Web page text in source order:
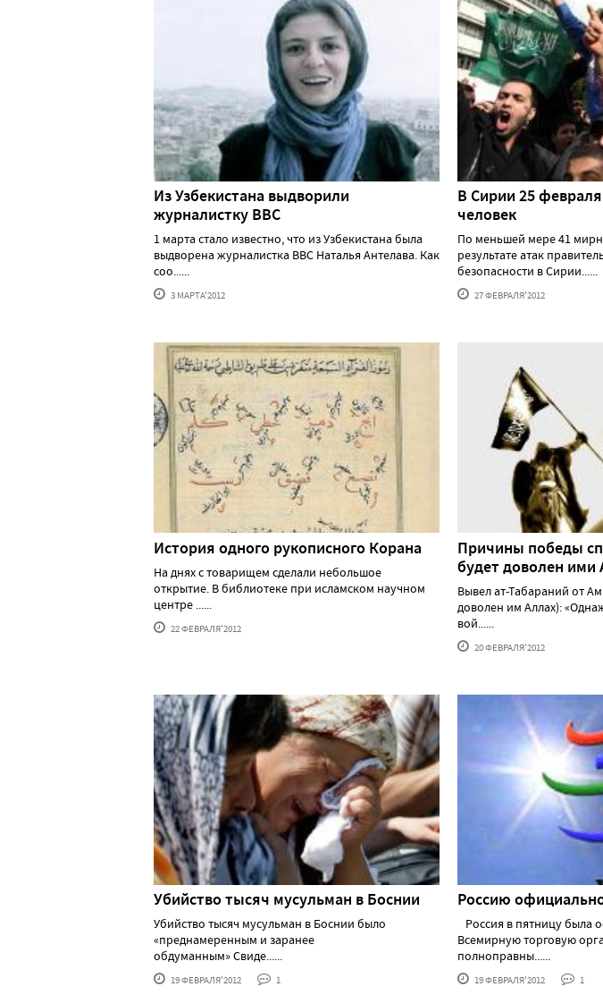
Из Узбекистана выдворили
журналистку ВВС
1 марта стало известно, что из Узбекистана была
выдворена журналистка ВВС Наталья Антелава. Как
соо......
3 МАРТА'2012
В Сирии 25
человек
По меньшей мере 41
результате атак
безопасности в Сирии......
27 ФЕВРАЛЯ'2012
История одного рукописного Корана
На днях с товарищем сделали небольшое
открытие. В библиотеке при исламском научном
центре ......
22 ФЕВРАЛЯ'2012
Причины победы
будет доволен ими
Вывел ат-Табараний от
доволен им Аллах):
вой......
20 ФЕВРАЛЯ'2012
Убийство тысяч мусульман в Боснии
Убийство тысяч мусульман в Боснии было
«преднамеренным и заранее
обдуманным» Свиде......
19 ФЕВРАЛЯ'2012 1
Россию
Россия в пятницу была
Всемирную торговую
полноправны......
19 ФЕВРАЛЯ'2012 1